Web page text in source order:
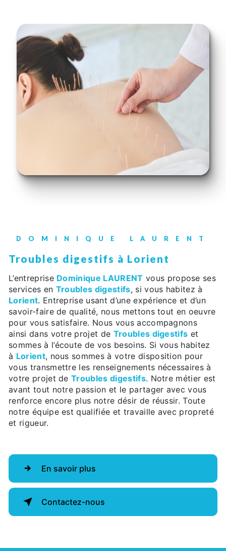
DOMINIQUE LAURENT
Troubles digestifs à Lorient
L’entreprise Dominique LAURENT vous propose ses
services en Troubles digestifs, si vous habitez à
Lorient. Entreprise usant d’une expérience et d’un
savoir-faire de qualité, nous mettons tout en oeuvre
pour vous satisfaire. Nous vous accompagnons
ainsi dans votre projet de Troubles digestifs et
sommes à l’écoute de vos besoins. Si vous habitez
à Lorient, nous sommes à votre disposition pour
vous transmettre les renseignements nécessaires à
votre projet deTroubles digestifs. Notre métier est
avant tout notre passion et le partager avec vous
renforce encore plus notre désir de réussir. Toute
notre équipe est qualifiée et travaille avec propreté
et rigueur.
En savoir plus
Contactez-nous